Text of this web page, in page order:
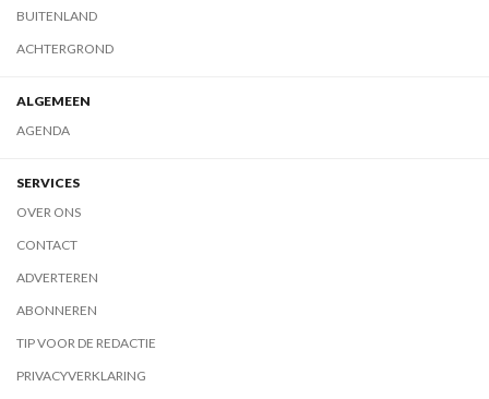
BUITENLAND
ACHTERGROND
ALGEMEEN
AGENDA
SERVICES
OVER ONS
CONTACT
ADVERTEREN
ABONNEREN
TIP VOOR DE REDACTIE
PRIVACYVERKLARING